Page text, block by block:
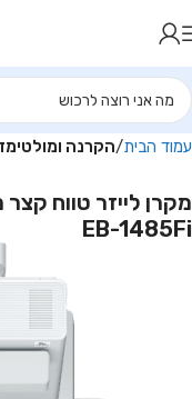
עמוד הבית הקרנה
EB-1485Fi